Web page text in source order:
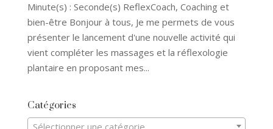
Minute(s) : Seconde(s) ReflexCoach, Coaching et
bien-être Bonjour à tous, Je me permets de vous
présenter le lancement d'une nouvelle activité qui
vient compléter les massages et la réflexologie
plantaire en proposant mes...
Catégories